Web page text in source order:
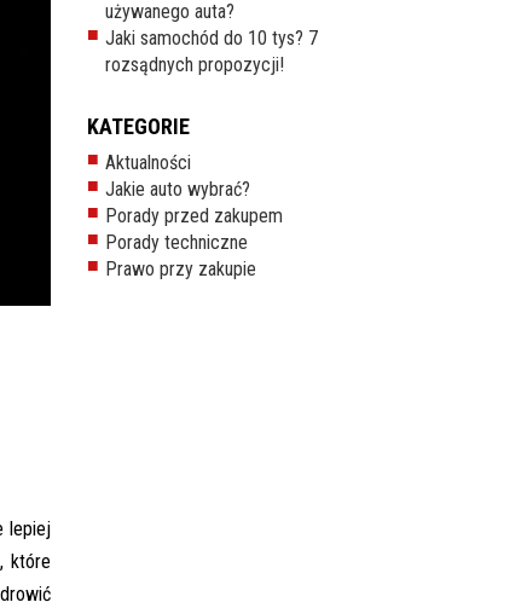
lepiej
które
używanego auta?
Jaki samochód do 10 tys? 7
rozsądnych propozycji!
KATEGORIE
Aktualności
Jakie auto wybrać?
Porady przed zakupem
Porady techniczne
Prawo przy zakupie